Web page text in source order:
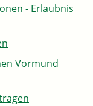
- Erlaubnis
Vormund